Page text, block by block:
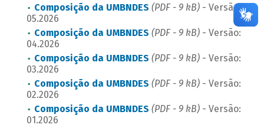
Composição da UMBNDES (PDF - 9 kB)- Versão:
05.2026
Composição da UMBNDES (PDF - 9 kB)- Versão:
04.2026
Composição da UMBNDES (PDF - 9 kB)- Versão:
03.2026
Composição da UMBNDES (PDF - 9 kB)- Versão:
02.2026
Composição da UMBNDES (PDF - 9 kB)- Versão:
01.2026